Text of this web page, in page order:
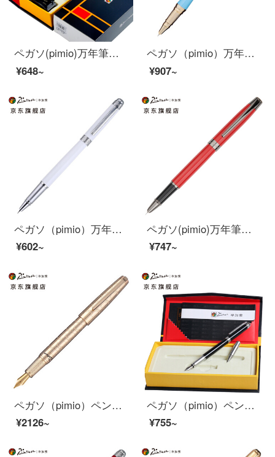
ペガソ(pimio)万年筆ギフトボックスインキセット男性女性のサイン入り万年筆0.38 mmペン先605ブルー
¥648~
ペガソ（pimio）万年筆女史特細0.38 mmペン先の財務のペンの執務する成人は学生を書いてエリンのシリーズの986真珠の藍を使います
¥907~
ペガソ（pimio）万年筆財務特筆男性女性ビジネスオフィス成人学生用インクペン0.38 mmペン先M 09敬白
¥602~
ペガソ(pimio)万年筆の財務のペンは特に細くて0.38 mmペン先の男性の女史の成人の学生は字を練習しますでペンを使います
¥747~
ペガソ（pimio）ペンサインペン男性女性ビジネスオフィスプレゼント0.5 mmインクカートリッジ夢のポルカシリーズ918ゴールド
¥2126~
ペガソ（pimio）ペンのペン先サインペンの男性女性用イリジウム金ペンビジネス成人執務学生用トレーニングペンS 09黒
¥755~